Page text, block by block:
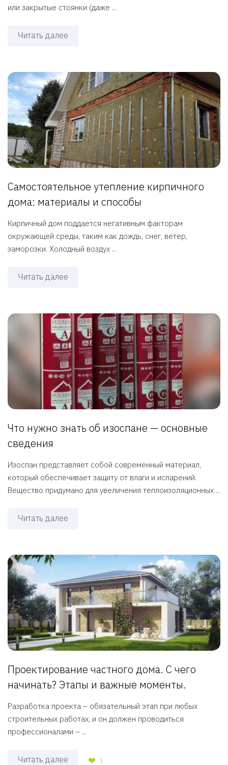
или закрытые стоянки (даже ...
Читать далее
Самостоятельное утепление кирпичного
дома: материалы и способы
Кирпичный дом поддается негативным факторам
окружающей среды, таким как дождь, снег, ветер,
заморозки. Холодный воздух ...
Читать далее
Что нужно знать об изоспане — основные
сведения
Изоспан представляет собой современный материал,
который обеспечивает защиту от влаги и испарений.
Вещество придумано для увеличения теплоизоляционных ...
Читать далее
Проектирование частного дома. С чего
начинать? Этапы и важные моменты.
Разработка проекта – обязательный этап при любых
строительных работах, и он должен проводиться
профессионалами – ...
Читать далее 1